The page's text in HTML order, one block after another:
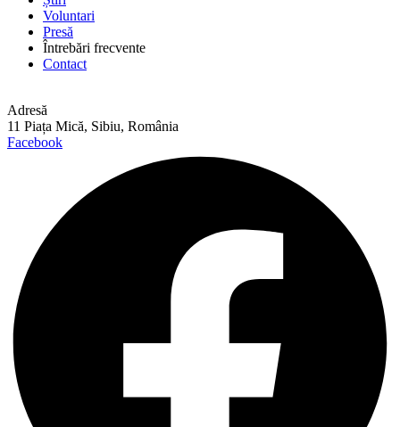
Voluntari
Presă
Întrebări frecvente
Contact
Adresă
11 Piața Mică, Sibiu, România
Facebook